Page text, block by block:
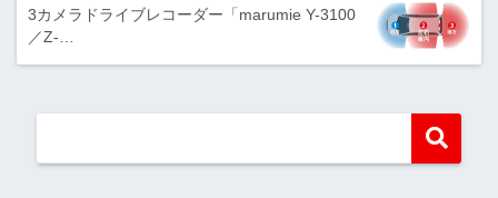
3カメラドライブレコーダー「marumie Y-3100
／Z-…